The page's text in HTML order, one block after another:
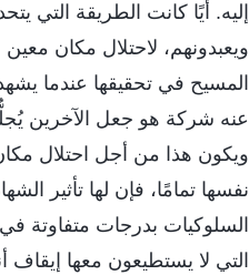
إليه. أيًا كانت الطريقة التي
ويعبدونهم، لاحتلال مكان
المسيح في تحقيقها عندما
عنه شركة هو جعل الآخرين
ويكون هذا من أجل احتلال
نفسها تمامًا، فإن لها تأثير
السلوكيات بدرجات متفاوتة في
التي لا يستطيعون معها